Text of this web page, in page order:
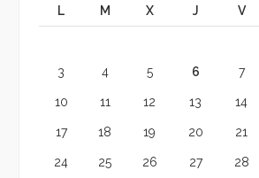
L M X J V
3 4 5 6 7
10 11 12 13 14
17 18 19 20 21
24 25 26 27 28